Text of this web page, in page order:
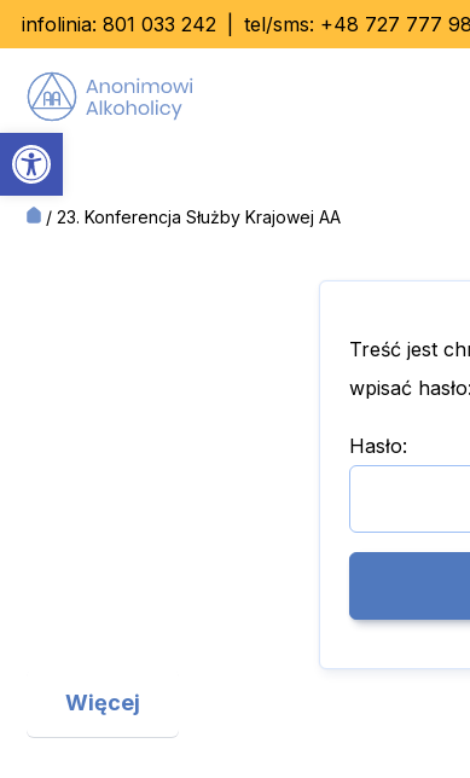
Otwórz pasek narzędzi
Skip
to
content
infolinia: 801 033 242 tel/sms: +48 727 777
/ 23. Konferencja Służby Krajowej AA
Treść jest
wpisać hasło:
Hasło:
Więcej